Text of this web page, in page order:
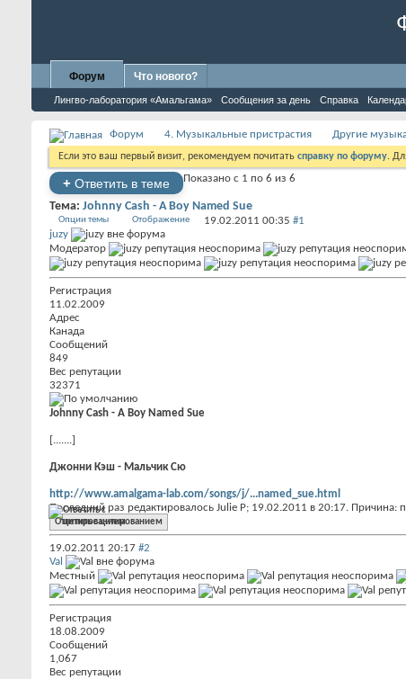
Форум
Лингво-лаборатория «Амальгама» Сообщения за день Справка
Что нового?
Форум 4. Музыкальные пристрастия Другие
Если это ваш первый визит, рекомендуем почитать справку по форуму.
+ Ответить в теме Показано с 1 по 6 из 6
Тема: Johnny Cash - A Boy Named Sue
Опции темы Отображение 19.02.2011 00:35 #1
juzy
Модератор
Регистрация
11.02.2009
Адрес
Канада
Сообщений
849
Вес репутации
32371
Johnny Cash - A Boy Named Sue
[.......]
Джонни Кэш - Мальчик Сю
http://www.amalgama-lab.com/songs/j/...named_sue.html
Последний раз редактировалось Julie P; 19.02.2011 в 20:17. Причина:
Ответить с цитированием
19.02.2011 20:17 #2
Val
Местный
Регистрация
18.08.2009
Сообщений
1,067
Вес репутации